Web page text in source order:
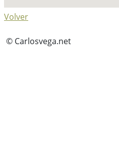
Volver
© Carlosvega.net